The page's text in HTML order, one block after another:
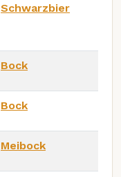
Schwarzbier
Bock
Bock
Meibock